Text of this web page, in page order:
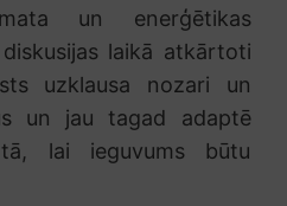
un enerģētikas
laikā atkārtoti
uzklausa nozari un
un jau tagad adaptē
lai ieguvums būtu